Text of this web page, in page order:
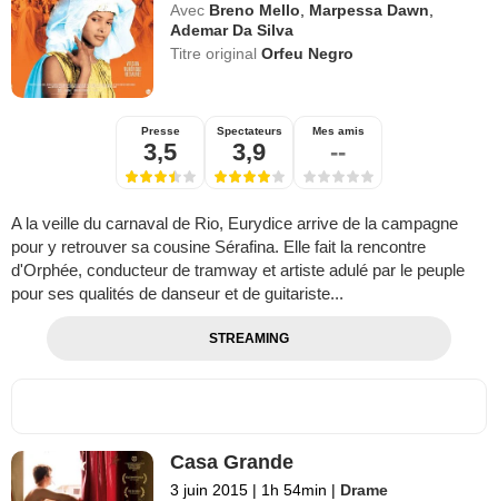
Avec Breno Mello, Marpessa Dawn,
Ademar Da Silva
Titre originalOrfeu Negro
Presse
3,5
Spectateurs
3,9
Mes amis
--
A la veille du carnaval de Rio, Eurydice arrive de la campagne
pour y retrouver sa cousine Sérafina. Elle fait la rencontre
d'Orphée, conducteur de tramway et artiste adulé par le peuple
pour ses qualités de danseur et de guitariste...
STREAMING
Casa Grande
3 juin 2015 | 1h 54min | Drame